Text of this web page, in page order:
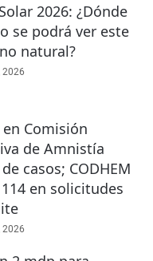
2026: ¿Dónde
se podrá ver este
natural?
2026
Comisión
de Amnistía
casos; CODHEM
en solicitudes
2026